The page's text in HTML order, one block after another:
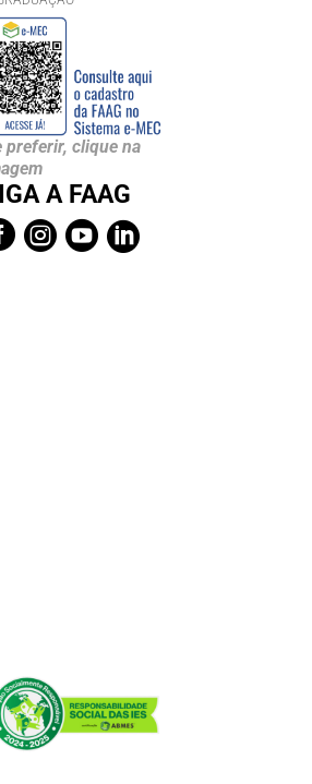
preferir, clique na
A FAAG
  